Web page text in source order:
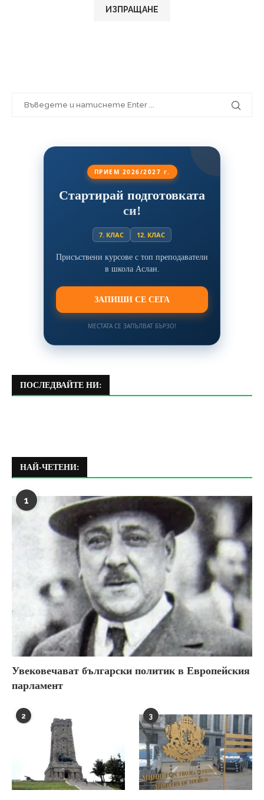
ПРИЕМ 2026/2027 г.
Стартирай подготовката
си!
7. КЛАС 12. КЛАС
Присъствени курсове с топ преподаватели
в школа Аслан.
ЗАПИШИ СЕ СЕГА
МЕСТАТА СЕ ЗАПЪЛВАТ БЪРЗО!
ПОСЛЕДВАЙТЕ НИ:
НАЙ-ЧЕТЕНИ:
1
Увековечават български политик в Европейския
парламент
2 3